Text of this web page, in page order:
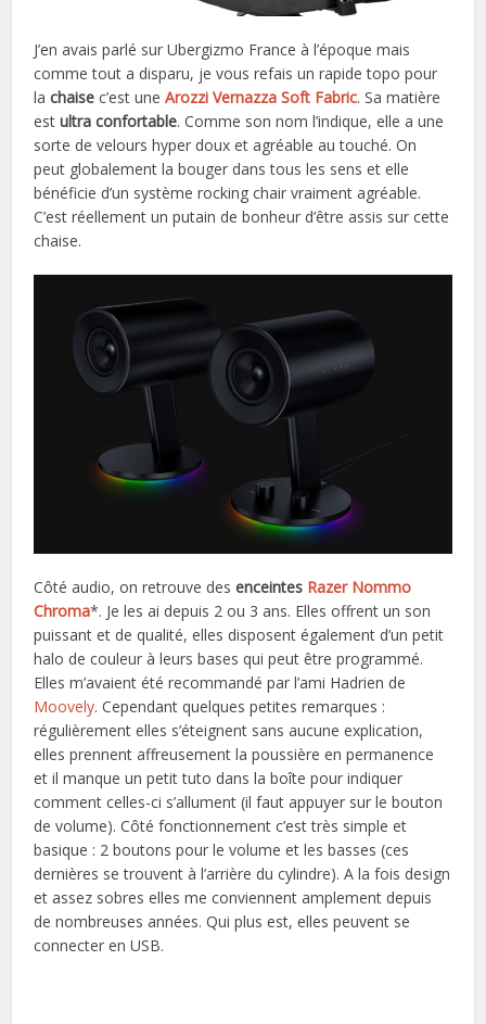
J’en avais parlé sur Ubergizmo France à l’époque mais
comme tout a disparu, je vous refais un rapide topo pour
lachaisec’est uneArozzi Vernazza Soft Fabric. Sa matière
estultra confortable. Comme son nom l’indique, elle a une
sorte de velours hyper doux et agréable au touché. On
peut globalement la bouger dans tous les sens et elle
bénéficie d’un système rocking chair vraiment agréable.
C’est réellement un putain de bonheur d’être assis sur cette
chaise.
Côté audio, on retrouve desenceintes Razer Nommo
Chroma*. Je les ai depuis 2 ou 3 ans. Elles offrent un son
puissant et de qualité, elles disposent également d’un petit
halo de couleur à leurs bases qui peut être programmé.
Elles m’avaient été recommandé par l’ami Hadrien de
Moovely. Cependant quelques petites remarques :
régulièrement elles s’éteignent sans aucune explication,
elles prennent affreusement la poussière en permanence
et il manque un petit tuto dans la boîte pour indiquer
comment celles-ci s’allument (il faut appuyer sur le bouton
de volume). Côté fonctionnement c’est très simple et
basique : 2 boutons pour le volume et les basses (ces
dernières se trouvent à l’arrière du cylindre). A la fois design
et assez sobres elles me conviennent amplement depuis
de nombreuses années. Qui plus est, elles peuvent se
connecter en USB.